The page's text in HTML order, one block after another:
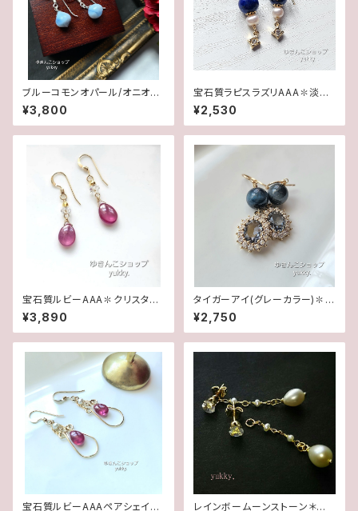
ブルーコモンオパール/オニオン
カット✽Silver925ピアス/イヤ
リング★
¥3,800
宝石質ラピスラズリAAA✽淡水
パール14kgfピアス/イヤリング
¥2,530
宝石質ルビーAAA✽クリスタル1
4kgfデザインピアス/イヤリング
¥3,890
タイガーアイ(グレーカラー)✽フ
レームガラス14kgfピアス/イヤ
リング
¥2,750
宝石質ルビーAAAペアシェイプ
レインボームーンストーン＊淡